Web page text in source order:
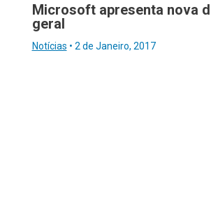
Microsoft apresenta nova
geral
Notícias • 2 de Janeiro, 2017